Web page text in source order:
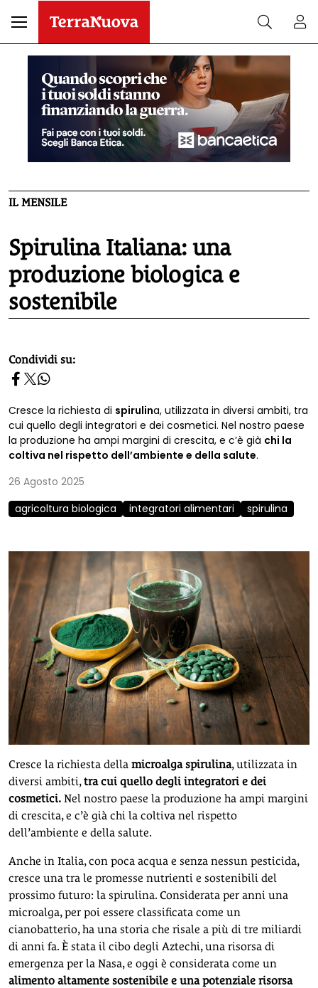
IL MENSILE
Spirulina Italiana: una
produzione biologica e
sostenibile
homepage h2
Condividi su:
Cresce la richiesta di spirulina, utilizzata in diversi ambiti, tra
cui quello degli integratori e dei cosmetici. Nel nostro paese
la produzione ha ampi margini di crescita, e c’è già chi la
coltiva nel rispetto dell’ambiente e della salute.
26 Agosto 2025
agricoltura biologica
integratori alimentari spirulina
Cresce la richiesta della microalga spirulina, utilizzata in
diversi ambiti,tra cui quello degli integratori e dei
cosmetici. Nel nostro paese la produzione ha ampi margini
di crescita, e c’è già chi la coltiva nel rispetto
dell’ambiente e della salute.
Anche in Italia, con poca acqua e senza nessun pesticida,
cresce una tra le promesse nutrienti e sostenibili del
prossimo futuro: la spirulina. Considerata per anni una
microalga, per poi essere classificata come un
cianobatterio, ha una storia che risale a più di tre miliardi
di anni fa. È stata il cibo degli Aztechi, una risorsa di
emergenza per la Nasa, e oggi è considerata come un
alimento altamente sostenibile e una potenziale risorsa